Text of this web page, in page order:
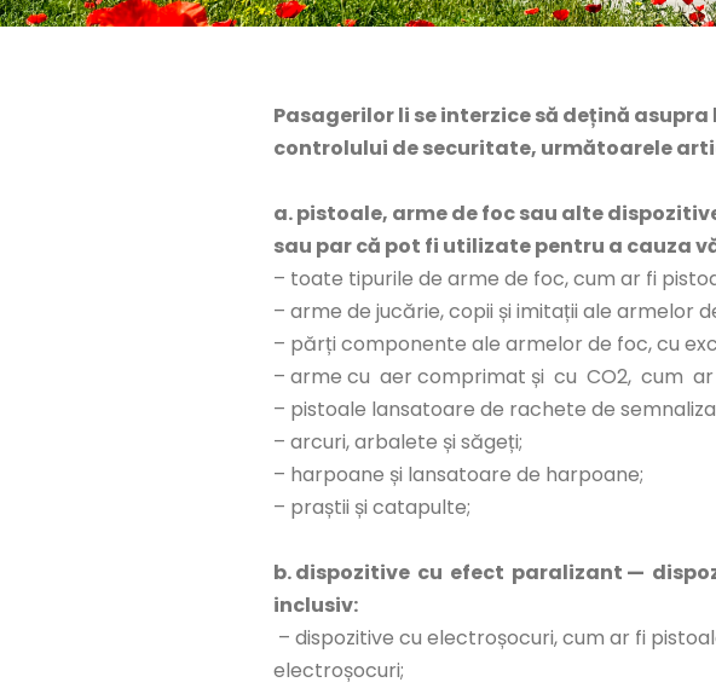
Pasagerilor li se interzice să dețină
controlului de securitate, următoarele
a. pistoale, arme de foc sau alte
sau par că pot fi utilizate pentru a cauza
– toate tipurile de arme de foc, cum ar fi
– arme de jucărie, copii și imitații ale
– părți componente ale armelor de foc, cu
– arme cu aer comprimat și cu CO2, cum ar
– pistoale lansatoare de rachete de
– arcuri, arbalete și săgeți;
– harpoane și lansatoare de harpoane;
– praștii și catapulte;
b. dispozitive cu efect paralizant —
inclusiv:
– dispozitive cu electroșocuri, cum ar fi
electroșocuri;